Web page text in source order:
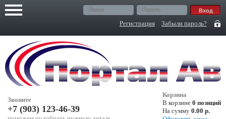
Регистрация Забыли пароль?
Корзина
В корзине 0 позиций
На сумму 0.00 р.
Звоните
+7 (903) 123-46-39